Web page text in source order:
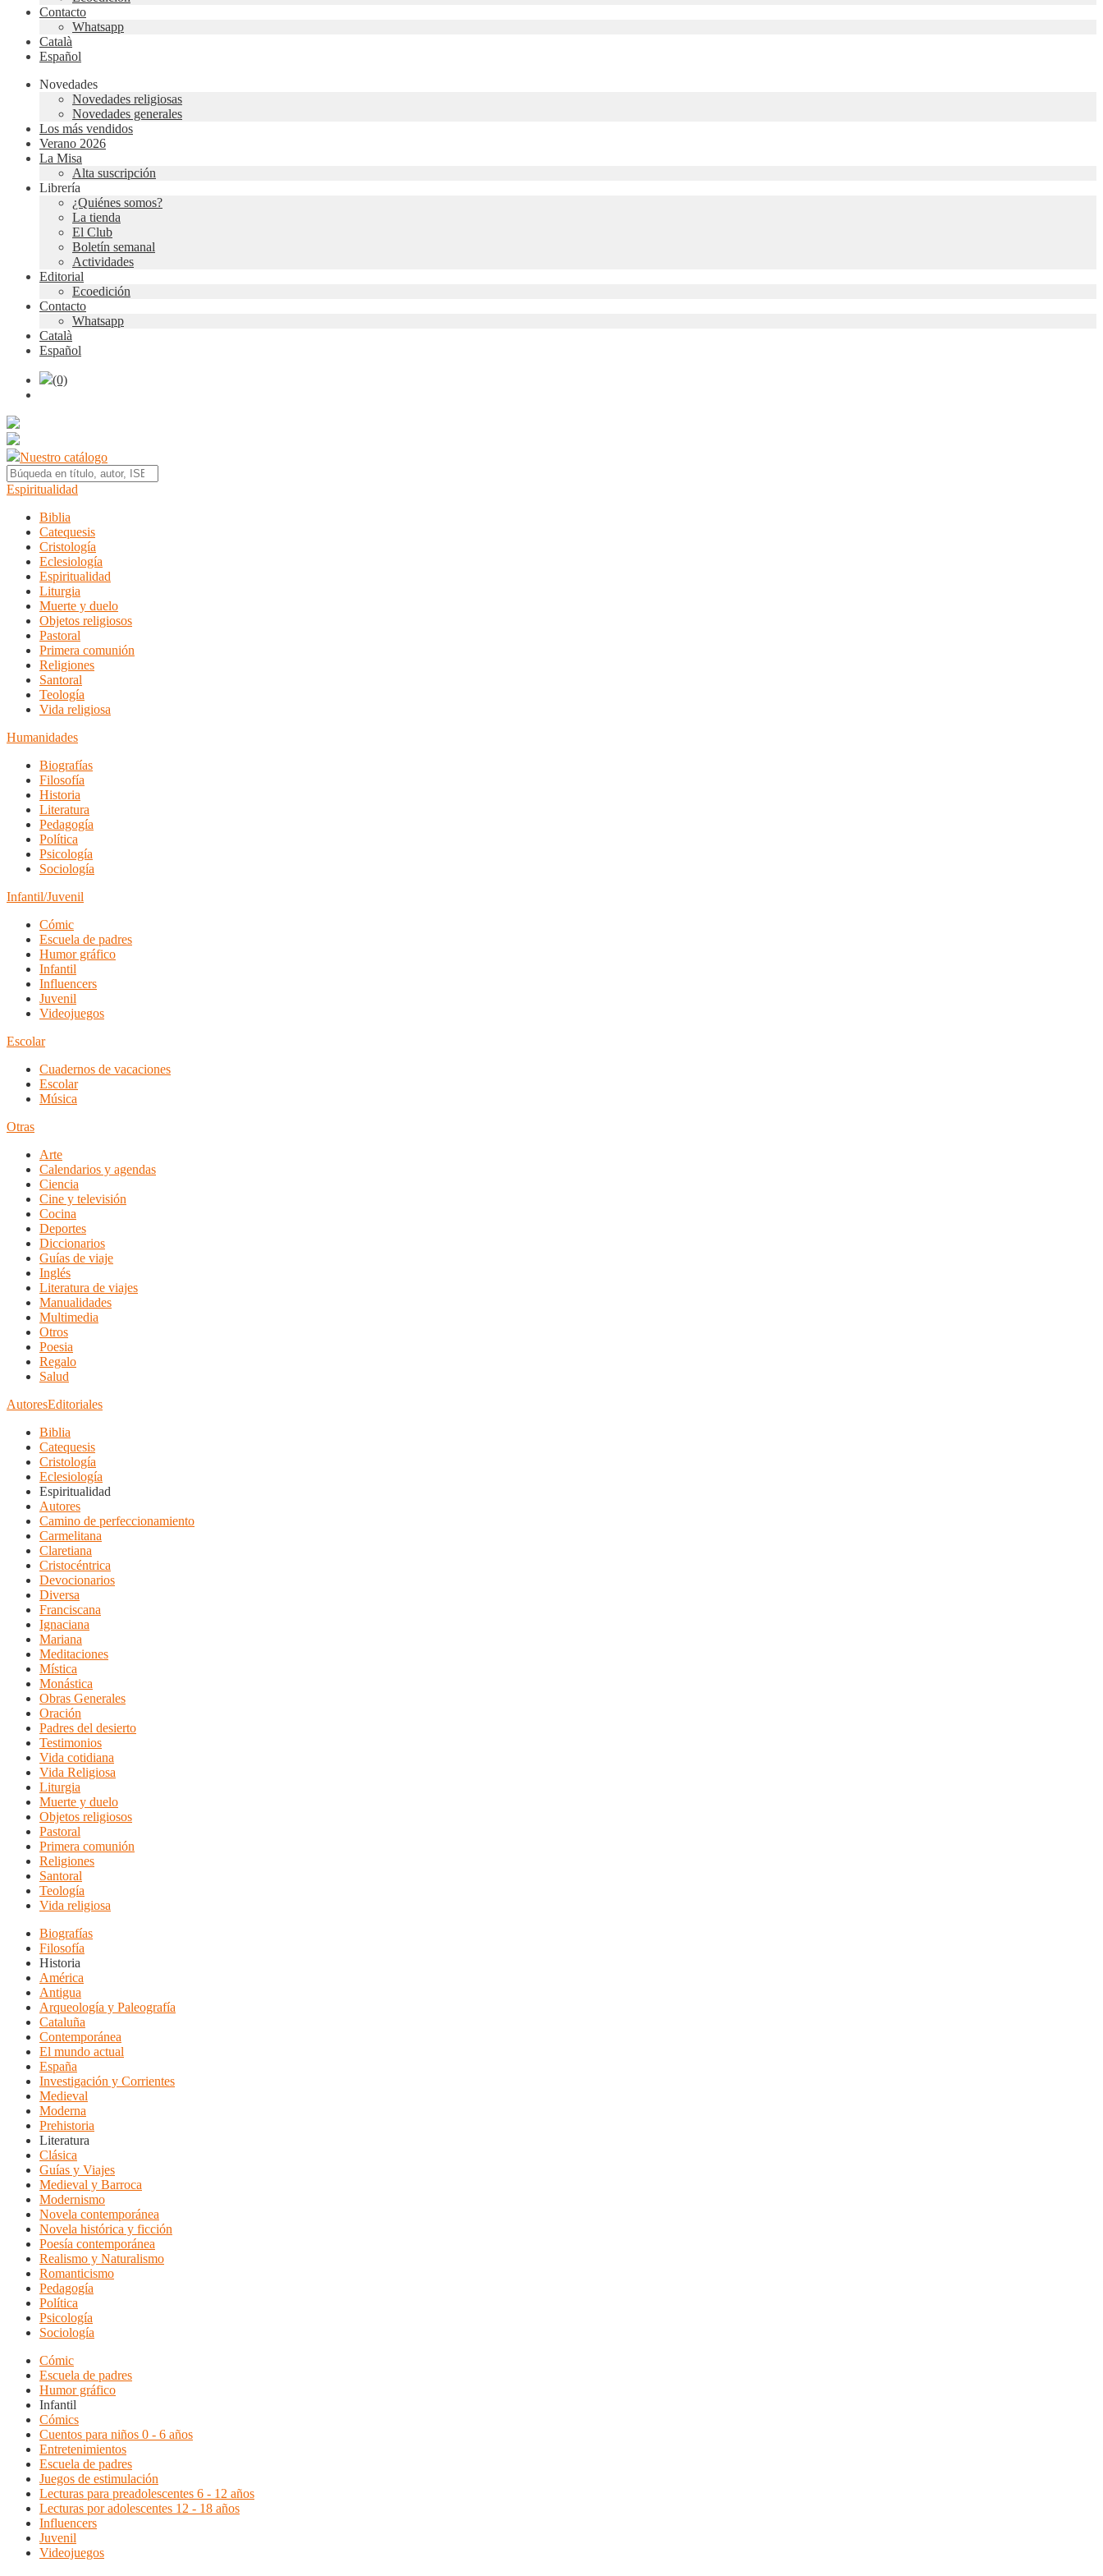
Contacto
Whatsapp
Català
Español
Novedades
Novedades religiosas
Novedades generales
Los más vendidos
Verano 2026
La Misa
Alta suscripción
Librería
¿Quiénes somos?
La tienda
El Club
Boletín semanal
Actividades
Editorial
Ecoedición
Contacto
Whatsapp
Català
Español
(0)
Nuestro catálogo
Espiritualidad
Biblia
Catequesis
Cristología
Eclesiología
Espiritualidad
Liturgia
Muerte y duelo
Objetos religiosos
Pastoral
Primera comunión
Religiones
Santoral
Teología
Vida religiosa
Humanidades
Biografías
Filosofía
Historia
Literatura
Pedagogía
Política
Psicología
Sociología
Infantil/Juvenil
Cómic
Escuela de padres
Humor gráfico
Infantil
Influencers
Juvenil
Videojuegos
Escolar
Cuadernos de vacaciones
Escolar
Música
Otras
Arte
Calendarios y agendas
Ciencia
Cine y televisión
Cocina
Deportes
Diccionarios
Guías de viaje
Inglés
Literatura de viajes
Manualidades
Multimedia
Otros
Poesia
Regalo
Salud
AutoresEditoriales
Biblia
Catequesis
Cristología
Eclesiología
Espiritualidad
Autores
Camino de perfeccionamiento
Carmelitana
Claretiana
Cristocéntrica
Devocionarios
Diversa
Franciscana
Ignaciana
Mariana
Meditaciones
Mística
Monástica
Obras Generales
Oración
Padres del desierto
Testimonios
Vida cotidiana
Vida Religiosa
Liturgia
Muerte y duelo
Objetos religiosos
Pastoral
Primera comunión
Religiones
Santoral
Teología
Vida religiosa
Biografías
Filosofía
Historia
América
Antigua
Arqueología y Paleografía
Cataluña
Contemporánea
El mundo actual
España
Investigación y Corrientes
Medieval
Moderna
Prehistoria
Literatura
Clásica
Guías y Viajes
Medieval y Barroca
Modernismo
Novela contemporánea
Novela histórica y ficción
Poesía contemporánea
Realismo y Naturalismo
Romanticismo
Pedagogía
Política
Psicología
Sociología
Cómic
Escuela de padres
Humor gráfico
Infantil
Cómics
Cuentos para niños 0 - 6 años
Entretenimientos
Escuela de padres
Juegos de estimulación
Lecturas para preadolescentes 6 - 12 años
Lecturas por adolescentes 12 - 18 años
Influencers
Juvenil
Videojuegos